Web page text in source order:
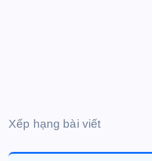
Xếp hạng bài viết